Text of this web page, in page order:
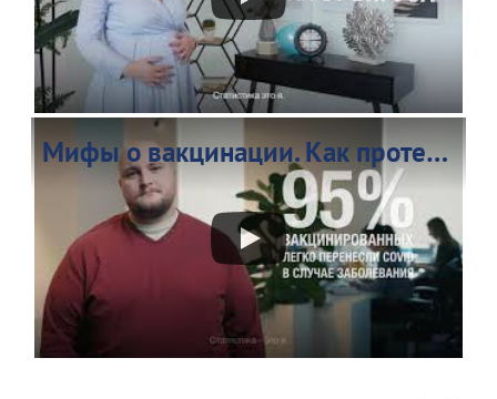
Мифы о вакцинации. Как протекает COVID-19 после вакцинации